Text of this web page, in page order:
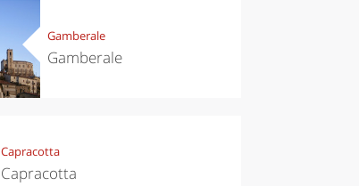
Gamberale
Gamberale
Capracotta
Capracotta